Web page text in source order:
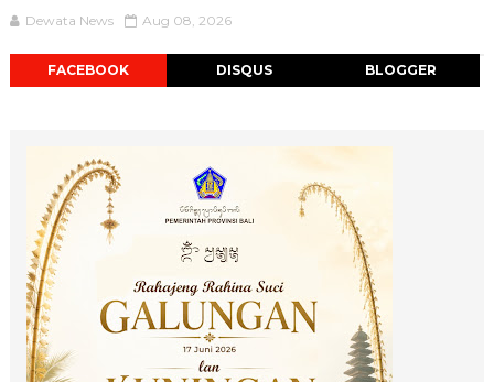
Dewata News Aug 08, 2026
FACEBOOK DISQUS BLOGGER